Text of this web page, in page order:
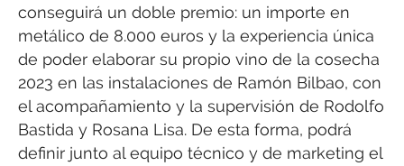
conseguirá un doble premio: un importe en
metálico de 8.000 euros y la experiencia única
de poder elaborar su propio vino de la cosecha
2023 en las instalaciones de Ramón Bilbao, con
el acompañamiento y la supervisión de Rodolfo
Bastida y Rosana Lisa. De esta forma, podrá
definir junto al equipo técnico y de marketing el